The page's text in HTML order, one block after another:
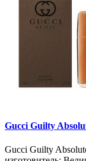
Gucci Guilty
Gucci Guilty